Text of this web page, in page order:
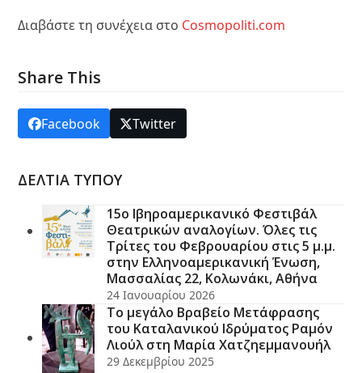
Διαβάστε τη συνέχεια στο Cosmopoliti.com
Share This
Facebook Twitter
ΔΕΛΤΙΑ ΤΥΠΟΥ
15ο Ιβηροαμερικανικό Φεστιβάλ
Θεατρικών αναλογίων. Όλες τις
Τρίτες του Φεβρουαρίου στις 5 μ.μ.
στην Ελληνοαμερικανική Ένωση,
Μασσαλίας 22, Κολωνάκι, Αθήνα
24 Ιανουαρίου 2026
Το μεγάλο Βραβείο Μετάφρασης
του Καταλανικού Ιδρύματος Ραμόν
Λιούλ στη Μαρία Χατζηεμμανουήλ
29 Δεκεμβρίου 2025